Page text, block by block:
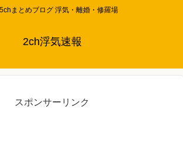
まとめブログ 浮気・離婚・修羅場
2ch浮気速報
スポンサーリンク